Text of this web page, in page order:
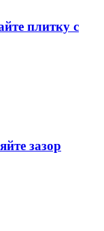
плитку с
зазор